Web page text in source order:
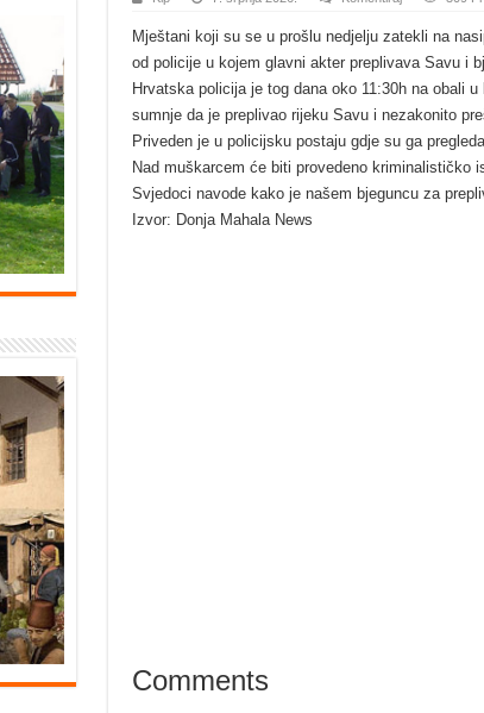
Mještani koji su se u prošlu nedjelju zatekli na
od policije u kojem glavni akter preplivava Savu i
Hrvatska policija je tog dana oko 11:30h na obali
sumnje da je preplivao rijeku Savu i nezakonito
Priveden je u policijsku postaju gdje su ga
Nad muškarcem će biti provedeno kriminalističko
Svjedoci navode kako je našem bjeguncu za
Izvor: Donja Mahala News
Comments